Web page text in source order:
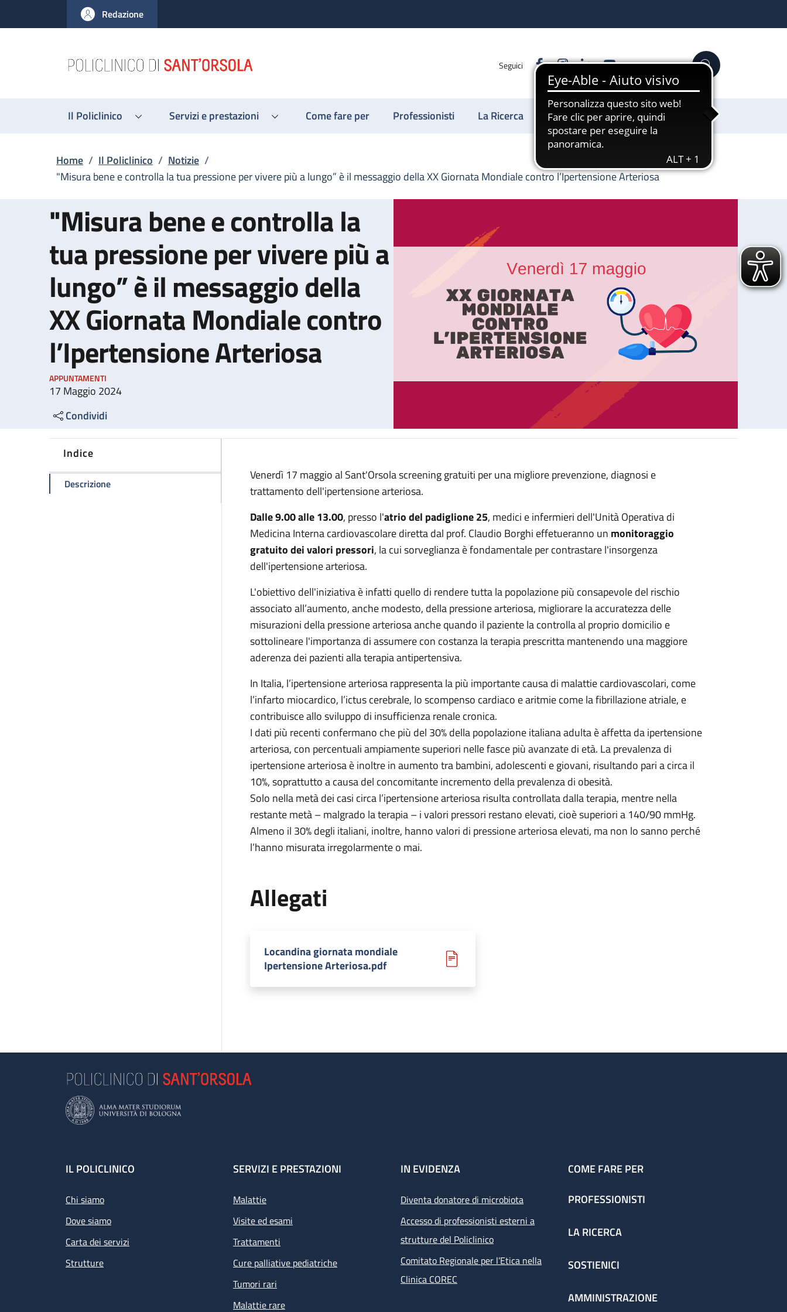
al contenuto principale
to footer content
Redazione
Seguici FacebookInstagram
LinkedinYouTube Cerca
Il Policlinico Servizi e prestazioni Come fare per Professionisti La Ricerca Sostienici
Briciole di pane
Home / Il Policlinico / Notizie /
"Misura bene e controlla la tua pressione per vivere più a lungo” è il messaggio della XX Giornata Mondiale contro l’Ipertensione Arteriosa
"Misura bene e controlla la
tua pressione per vivere più a
lungo” è il messaggio della
XX Giornata Mondiale contro
l’Ipertensione Arteriosa
APPUNTAMENTI
17 Maggio 2024
Condividi
Indice
Descrizionedella pagina "Misura bene e controlla la tua pressione per vivere più a lungo” è il messaggio della XX Giornata Mondiale contro l’Ipertensione Arteriosa
Venerdì 17 maggio al Sant'Orsola screening gratuiti per una migliore prevenzione, diagnosi e
trattamento dell'ipertensione arteriosa.
Dalle 9.00 alle 13.00, presso l'atrio del padiglione 25, medici e infermieri dell'Unità Operativa di
Medicina Interna cardiovascolare diretta dal prof. Claudio Borghi effetueranno un monitoraggio
gratuito dei valori pressori, la cui sorveglianza è fondamentale per contrastare l'insorgenza
dell'ipertensione arteriosa.
L'obiettivo dell'iniziativa è infatti quello di rendere tutta la popolazione più consapevole del rischio
associato all’aumento, anche modesto, della pressione arteriosa, migliorare la accuratezza delle
misurazioni della pressione arteriosa anche quando il paziente la controlla al proprio domicilio e
sottolineare l'importanza di assumere con costanza la terapia prescritta mantenendo una maggiore
aderenza dei pazienti alla terapia antipertensiva.
In Italia, l’ipertensione arteriosa rappresenta la più importante causa di malattie cardiovascolari, come
l’infarto miocardico, l’ictus cerebrale, lo scompenso cardiaco e aritmie come la fibrillazione atriale, e
contribuisce allo sviluppo di insufficienza renale cronica.
I dati più recenti confermano che più del 30% della popolazione italiana adulta è affetta da ipertensione
arteriosa, con percentuali ampiamente superiori nelle fasce più avanzate di età. La prevalenza di
ipertensione arteriosa è inoltre in aumento tra bambini, adolescenti e giovani, risultando pari a circa il
10%, soprattutto a causa del concomitante incremento della prevalenza di obesità.
Solo nella metà dei casi circa l’ipertensione arteriosa risulta controllata dalla terapia, mentre nella
restante metà – malgrado la terapia – i valori pressori restano elevati, cioè superiori a 140/90 mmHg.
Almeno il 30% degli italiani, inoltre, hanno valori di pressione arteriosa elevati, ma non lo sanno perché
l’hanno misurata irregolarmente o mai.
Allegati
Locandina giornata mondiale
Ipertensione Arteriosa.pdf
Footer
IL POLICLINICO
Chi siamo
Dove siamo
Carta dei servizi
Strutture
SERVIZI E PRESTAZIONI
Malattie
Visite ed esami
Trattamenti
Cure palliative pediatriche
Tumori rari
Malattie rare
IN EVIDENZA
Diventa donatore di microbiota
Accesso di professionisti esterni a
strutture del Policlinico
Comitato Regionale per l’Etica nella
Clinica COREC
COME FARE PER
PROFESSIONISTI
LA RICERCA
SOSTIENICI
AMMINISTRAZIONE